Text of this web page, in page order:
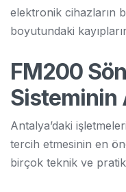
elektronik cihazların
boyutundaki
FM200
Sisteminin
Antalya’daki
tercih etmesinin en
birçok teknik ve pratik